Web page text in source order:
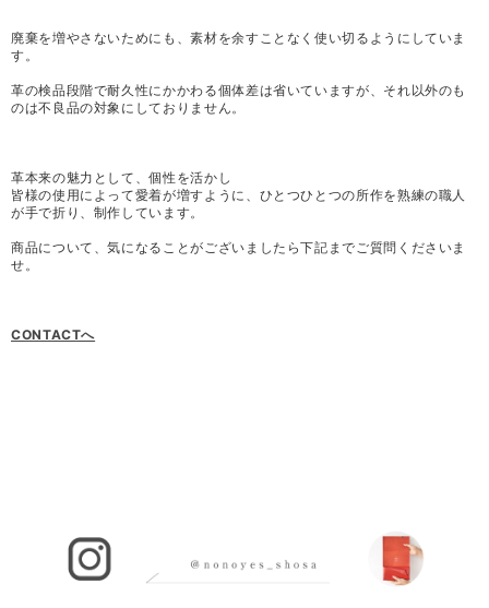
廃棄を増やさないためにも、素材を余すことなく使い切るようにしていま
す。
革の検品段階で耐久性にかかわる個体差は省いていますが、それ以外のも
のは不良品の対象にしておりません。
革本来の魅力として、個性を活かし
皆様の使用によって愛着が増すように、ひとつひとつの所作を熟練の職人
が手で折り、制作しています。
商品について、気になることがございましたら下記までご質問くださいま
せ。
CONTACTへ